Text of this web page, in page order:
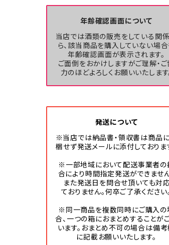
年齢確認画面について
当店では酒類の販売をしている関
ら、該当商品を購入していない場合
年齢確認画面が表示されます。
ご面倒をおかけしますがご理解・ご
力のほどよろしくお願いいたします
発送について
※当店では納品書・領収書は商品
梱せず発送メールに添付しておりま
※一部地域において配送事業者の
合により時間指定発送ができません
また発送日を問合せ頂いても対
ておりません。何卒ご了承ください
※同一商品を複数同時にご購入の
合、一つの箱におまとめすることが
います。おまとめ不可の場合は備考
に記載お願いいたします。